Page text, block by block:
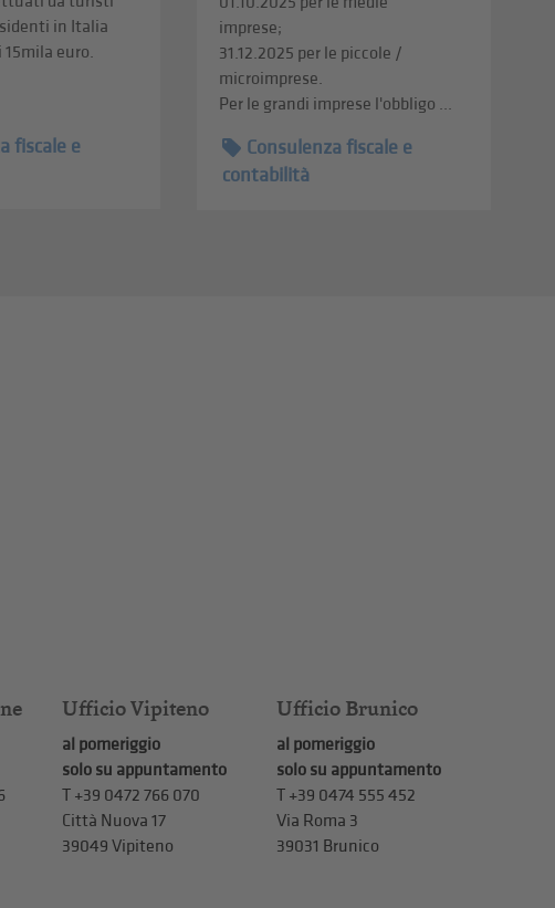
in Italia
euro.
fiscale e
imprese;
31.12.2025 per le piccole /
microimprese.
Per le grandi imprese l'obbligo ...
Consulenza fiscale e
contabilità
Ufficio Vipiteno
al pomeriggio
solo su appuntamento
T +39 0472 766 070
Città Nuova 17
39049 Vipiteno
Ufficio Brunico
al pomeriggio
solo su appuntamento
T +39 0474 555 452
Via Roma 3
39031 Brunico